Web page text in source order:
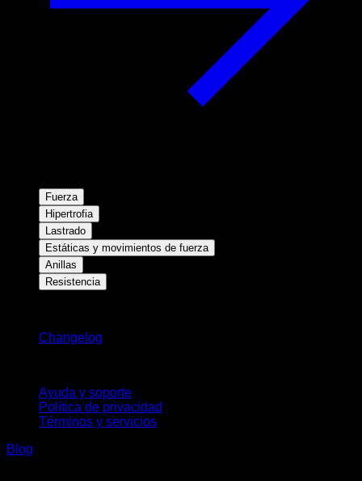
Fuerza
Hipertrofia
Lastrado
Estáticas y movimientos de fuerza
Anillas
Resistencia
Changelog
Ayuda y soporte
Política de privacidad
Términos y servicios
Blog